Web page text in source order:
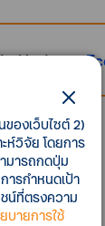
Update
ของเว็บไซต์ 2)
ห์วิจัย โดยการ
มารถกดปุ่ม
ารกำหนดเป้า
น์ที่ตรงความ
บายการใช้